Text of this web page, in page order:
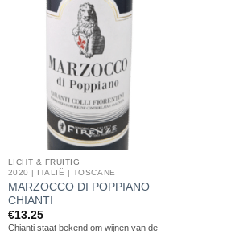
LICHT & FRUITIG
2020 | ITALIË | TOSCANE
MARZOCCO DI POPPIANO
CHIANTI
€13.25
Chianti staat bekend om wijnen van de